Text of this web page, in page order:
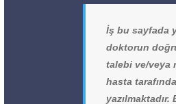
İş bu sayfada
doktorun
talebi ve/veya
hasta